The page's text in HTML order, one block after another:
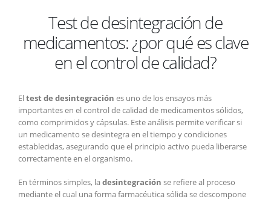
de
desintegración
de
en
el
control
de
Test de desintegración de
medicamentos: ¿por qué es clave
en el control de calidad?
Eltest de desintegración es uno de los ensayos más
importantes en el control de calidad de medicamentos sólidos,
como comprimidos y cápsulas. Este análisis permite verificar si
un medicamento se desintegra en el tiempo y condiciones
establecidas, asegurando que el principio activo pueda liberarse
correctamente en el organismo.
En términos simples, ladesintegración se refiere al proceso
mediante el cual una forma farmacéutica sólida se descompone